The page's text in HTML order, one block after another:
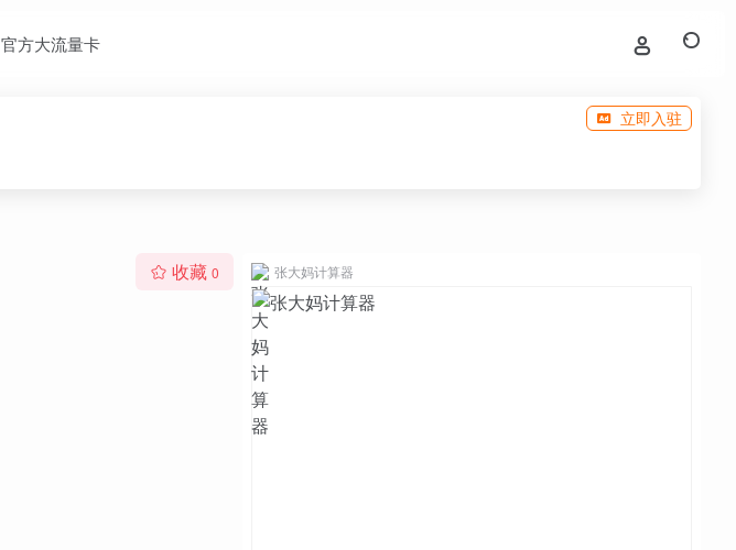
官方大流量卡
立即入驻
收藏 0 张大妈计算器